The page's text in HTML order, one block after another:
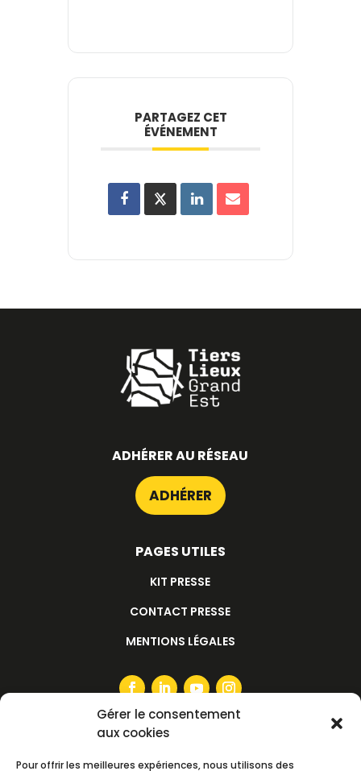
Gérer le consentement
aux cookies
Pour offrir les meilleures expériences, nous utilisons des
PARTAGEZ CET
ÉVÉNEMENT
ADHÉRER AU RÉSEAU
ADHÉRER
PAGES UTILES
KIT PRESSE
CONTACT PRESSE
MENTIONS LÉGALES
S'ABONNER À LA NEWSLETTER